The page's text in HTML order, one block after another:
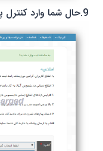
9.حال شما وارد کنترل پنل خود در سایت Nic.ir شده اید.